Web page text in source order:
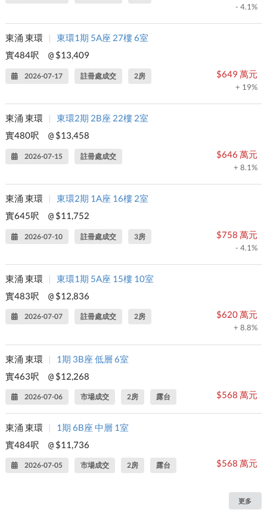
- 4.1%
東涌 東環 |
東環1期 5A座 27樓 6室
實484呎
@ $13,409
2026-07-17 註冊處成交 2房 $649 萬元
+ 19%
東涌 東環 |
東環2期 2B座 22樓 2室
實480呎
@ $13,458
2026-07-15 註冊處成交 $646 萬元
+ 8.1%
東涌 東環 |
東環2期 1A座 16樓 2室
實645呎
@ $11,752
2026-07-10 註冊處成交 3房 $758 萬元
- 4.1%
東涌 東環 |
東環1期 5A座 15樓 10室
實483呎
@ $12,836
2026-07-07 註冊處成交 2房 $620 萬元
+ 8.8%
東涌 東環 |
1期 3B座 低層 6室
實463呎
@ $12,268
2026-07-06 市場成交 2房 露台 $568 萬元
東涌 東環 |
1期 6B座 中層 1室
實484呎
@ $11,736
2026-07-05 市場成交 2房 露台 $568 萬元
更多